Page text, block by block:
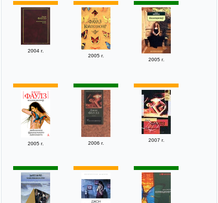
2004 г.
2005 г.
2005 г.
2005 г. 2006 г.
2007 г.